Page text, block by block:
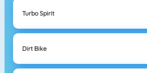
Turbo Spirit
Dirt Bike